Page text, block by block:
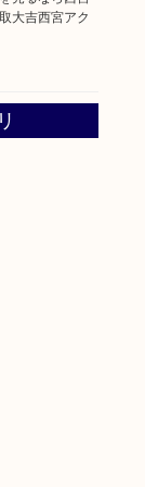
大吉西宮アク